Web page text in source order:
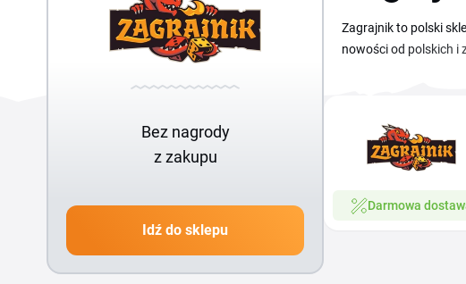
Bez nagrody
z zakupu
Idź do sklepu
Zagrajnik to polski
nowości od polskich i
Darmowa